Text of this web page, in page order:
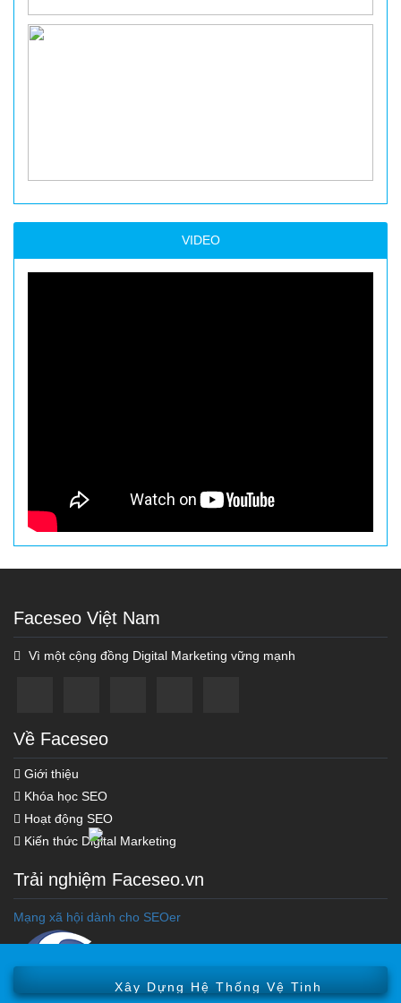
VIDEO
Faceseo Việt Nam
Vì một cộng đồng Digital Marketing vững mạnh
Về Faceseo
Giới thiệu
Khóa học SEO
Hoạt động SEO
Kiến thức Digital Marketing
Trải nghiệm Faceseo.vn
Mạng xã hội dành cho SEOer
Khóa học Marketing Online
Xây Dựng Hệ Thống Vệ Tinh